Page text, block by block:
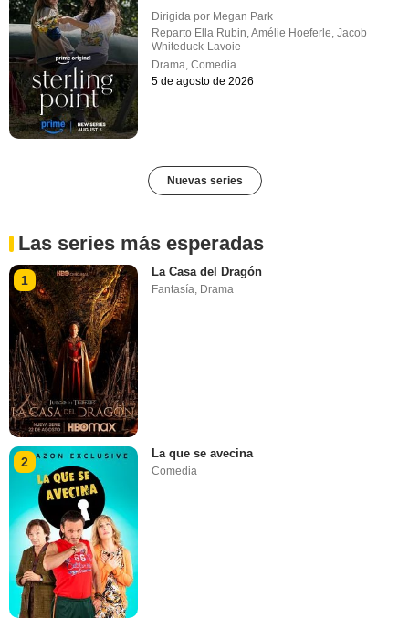
Dirigida por Megan Park
Reparto Ella Rubin,Amélie Hoeferle,Jacob
Whiteduck-Lavoie
Drama,Comedia
5 de agosto de 2026
Nuevas series
Las series más esperadas
1
La Casa del Dragón
Fantasía, Drama
2
La que se avecina
Comedia